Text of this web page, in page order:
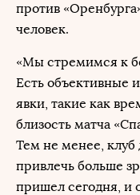
против
человек.
«Мы стремимся к
Есть объективные
явки, такие как
близость матча
Тем не менее, клуб
привлечь больше
пришел сегодня, и